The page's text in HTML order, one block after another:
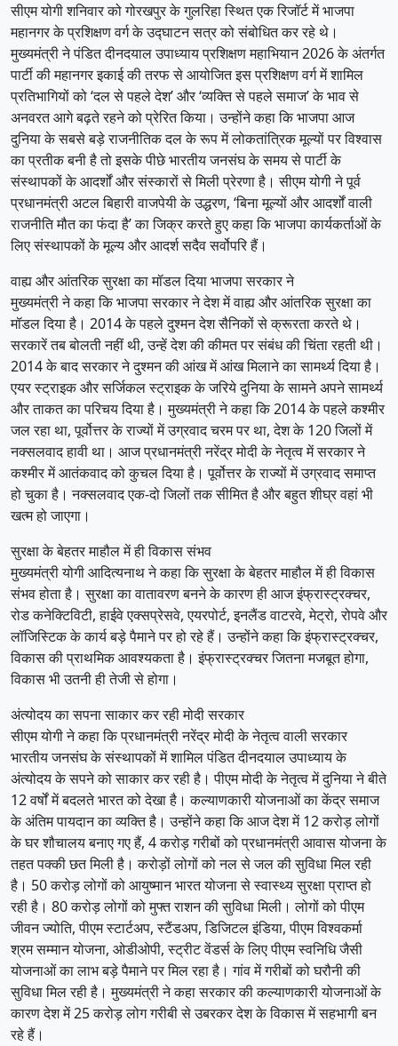
सीएम योगी शनिवार को गोरखपुर के गुलरिहा स्थित एक रिजॉर्ट में भाजपा
महानगर के प्रशिक्षण वर्ग के उद्घाटन सत्र को संबोधित कर रहे थे।
मुख्यमंत्री ने पंडित दीनदयाल उपाध्याय प्रशिक्षण महाभियान 2026 के अंतर्गत
पार्टी की महानगर इकाई की तरफ से आयोजित इस प्रशिक्षण वर्ग में शामिल
प्रतिभागियों को ‘दल से पहले देश’ और ‘व्यक्ति से पहले समाज’ के भाव से
अनवरत आगे बढ़ते रहने को प्रेरित किया। उन्होंने कहा कि भाजपा आज
दुनिया के सबसे बड़े राजनीतिक दल के रूप में लोकतांत्रिक मूल्यों पर विश्वास
का प्रतीक बनी है तो इसके पीछे भारतीय जनसंघ के समय से पार्टी के
संस्थापकों के आदर्शों और संस्कारों से मिली प्रेरणा है। सीएम योगी ने पूर्व
प्रधानमंत्री अटल बिहारी वाजपेयी के उद्धरण, ‘बिना मूल्यों और आदर्शों वाली
राजनीति मौत का फंदा है’ का जिक्र करते हुए कहा कि भाजपा कार्यकर्ताओं के
लिए संस्थापकों के मूल्य और आदर्श सदैव सर्वोपरि हैं।
वाह्य और आंतरिक सुरक्षा का मॉडल दिया भाजपा सरकार ने
मुख्यमंत्री ने कहा कि भाजपा सरकार ने देश में वाह्य और आंतरिक सुरक्षा का
मॉडल दिया है। 2014 के पहले दुश्मन देश सैनिकों से क्रूरता करते थे।
सरकारें तब बोलती नहीं थी, उन्हें देश की कीमत पर संबंध की चिंता रहती थी।
2014 के बाद सरकार ने दुश्मन की आंख में आंख मिलाने का सामर्थ्य दिया है।
एयर स्ट्राइक और सर्जिकल स्ट्राइक के जरिये दुनिया के सामने अपने सामर्थ्य
और ताकत का परिचय दिया है। मुख्यमंत्री ने कहा कि 2014 के पहले कश्मीर
जल रहा था, पूर्वोत्तर के राज्यों में उग्रवाद चरम पर था, देश के 120 जिलों में
नक्सलवाद हावी था। आज प्रधानमंत्री नरेंद्र मोदी के नेतृत्व में सरकार ने
कश्मीर में आतंकवाद को कुचल दिया है। पूर्वोत्तर के राज्यों में उग्रवाद समाप्त
हो चुका है। नक्सलवाद एक-दो जिलों तक सीमित है और बहुत शीघ्र वहां भी
खत्म हो जाएगा।
सुरक्षा के बेहतर माहौल में ही विकास संभव
मुख्यमंत्री योगी आदित्यनाथ ने कहा कि सुरक्षा के बेहतर माहौल में ही विकास
संभव होता है। सुरक्षा का वातावरण बनने के कारण ही आज इंफ्रास्ट्रक्चर,
रोड कनेक्टिविटी, हाईवे एक्सप्रेसवे, एयरपोर्ट, इनलैंड वाटरवे, मेट्रो, रोपवे और
लॉजिस्टिक के कार्य बड़े पैमाने पर हो रहे हैं। उन्होंने कहा कि इंफ्रास्ट्रक्चर,
विकास की प्राथमिक आवश्यकता है। इंफ्रास्ट्रक्चर जितना मजबूत होगा,
विकास भी उतनी ही तेजी से होगा।
अंत्योदय का सपना साकार कर रही मोदी सरकार
सीएम योगी ने कहा कि प्रधानमंत्री नरेंद्र मोदी के नेतृत्व वाली सरकार
भारतीय जनसंघ के संस्थापकों में शामिल पंडित दीनदयाल उपाध्याय के
अंत्योदय के सपने को साकार कर रही है। पीएम मोदी के नेतृत्व में दुनिया ने बीते
12 वर्षों में बदलते भारत को देखा है। कल्याणकारी योजनाओं का केंद्र समाज
के अंतिम पायदान का व्यक्ति है। उन्होंने कहा कि आज देश में 12 करोड़ लोगों
के घर शौचालय बनाए गए हैं, 4 करोड़ गरीबों को प्रधानमंत्री आवास योजना के
तहत पक्की छत मिली है। करोड़ों लोगों को नल से जल की सुविधा मिल रही
है। 50 करोड़ लोगों को आयुष्मान भारत योजना से स्वास्थ्य सुरक्षा प्राप्त हो
रही है। 80 करोड़ लोगों को मुफ्त राशन की सुविधा मिली। लोगों को पीएम
जीवन ज्योति, पीएम स्टार्टअप, स्टैंडअप, डिजिटल इंडिया, पीएम विश्वकर्मा
श्रम सम्मान योजना, ओडीओपी, स्ट्रीट वेंडर्स के लिए पीएम स्वनिधि जैसी
योजनाओं का लाभ बड़े पैमाने पर मिल रहा है। गांव में गरीबों को घरौनी की
सुविधा मिल रही है। मुख्यमंत्री ने कहा सरकार की कल्याणकारी योजनाओं के
कारण देश में 25 करोड़ लोग गरीबी से उबरकर देश के विकास में सहभागी बन
रहे हैं।